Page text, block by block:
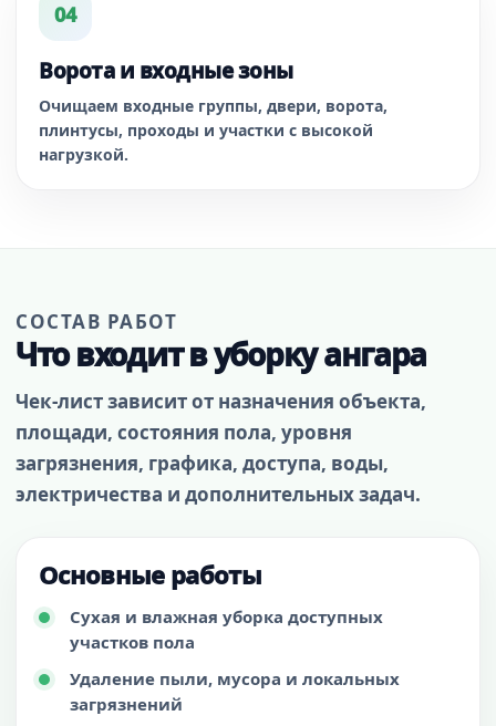
04
Ворота и входные зоны
Очищаем входные группы, двери, ворота,
плинтусы, проходы и участки с высокой
нагрузкой.
СОСТАВ РАБОТ
Что входит в уборку ангара
Чек-лист зависит от назначения объекта,
площади, состояния пола, уровня
загрязнения, графика, доступа, воды,
электричества и дополнительных задач.
Основные работы
Сухая и влажная уборка доступных
участков пола
Удаление пыли, мусора и локальных
загрязнений